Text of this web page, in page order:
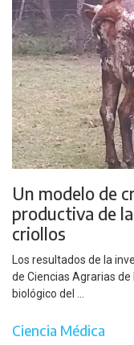
Un modelo de
productiva de
criollos
Los resultados de la
de Ciencias Agrarias
biológico del ...
Ciencia Médica